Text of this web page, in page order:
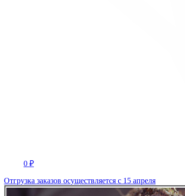
0 ₽
Отгрузка заказов осуществляется с 15 апреля